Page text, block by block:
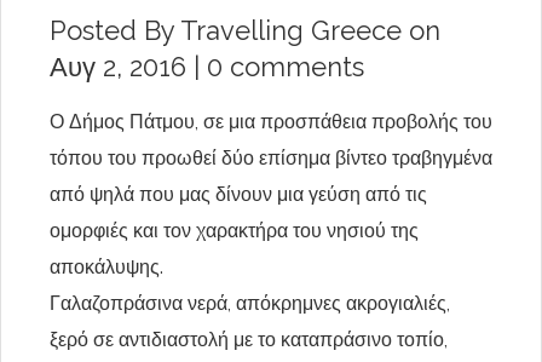
Posted By Travelling Greece on
Αυγ 2, 2016 | 0 comments
Ο Δήμος Πάτμου, σε μια προσπάθεια προβολής του
τόπου του προωθεί δύο επίσημα βίντεο τραβηγμένα
από ψηλά που μας δίνουν μια γεύση από τις
ομορφιές και τον χαρακτήρα του νησιού της
αποκάλυψης.
Γαλαζοπράσινα νερά, απόκρημνες ακρογιαλιές,
ξερό σε αντιδιαστολή με το καταπράσινο τοπίο,